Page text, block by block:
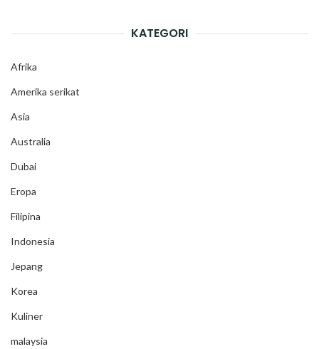
KATEGORI
Afrika
Amerika serikat
Asia
Australia
Dubai
Eropa
Filipina
Indonesia
Jepang
Korea
Kuliner
malaysia